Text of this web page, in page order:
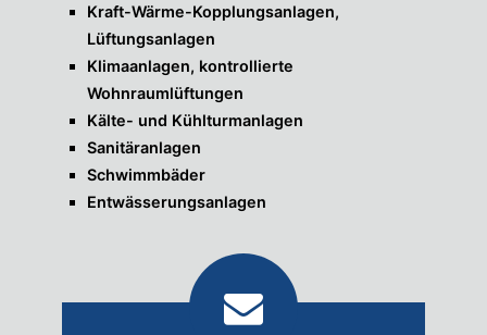
Kraft-Wärme-Kopplungsanlagen,
Lüftungsanlagen
Klimaanlagen, kontrollierte
Wohnraumlüftungen
Kälte- und Kühlturmanlagen
Sanitäranlagen
Schwimmbäder
Entwässerungsanlagen